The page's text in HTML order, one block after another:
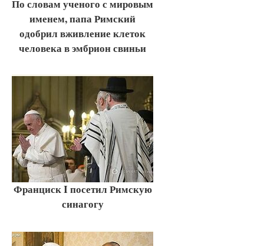
По словам ученого с мировым
именем, папа Римский
одобрил вживление клеток
человека в эмбрион свиньи
Франциск I посетил Римскую
синагогу